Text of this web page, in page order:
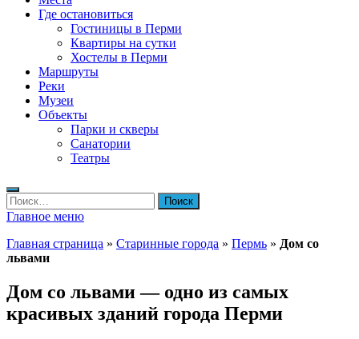
Где остановиться
Гостиницы в Перми
Квартиры на сутки
Хостелы в Перми
Маршруты
Реки
Музеи
Объекты
Парки и скверы
Санатории
Театры
Найти:
Главное меню
Главная страница » Старинные города » Пермь » Дом со
львами
Дом со львами — одно из самых
красивых зданий города Перми